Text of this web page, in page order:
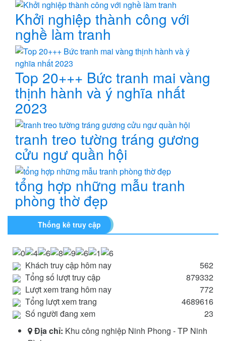
Khởi nghiệp thành công với
nghề làm tranh
Top 20+++ Bức tranh mai vàng
thịnh hành và ý nghĩa nhất
2023
tranh treo tường tráng gương
cửu ngư quần hội
tổng hợp những mẫu tranh
phòng thờ đẹp
Thống kê truy cập
Khách truy cập hôm nay
562
Tổng số lượt truy cập
879332
Lượt xem trang hôm nay
772
Tổng lượt xem trang
4689616
Số người đang xem
23
Địa chỉ: Khu công nghiệp Ninh Phong - TP Ninh